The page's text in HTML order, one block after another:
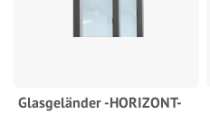
Glasgeländer -HORIZONT-